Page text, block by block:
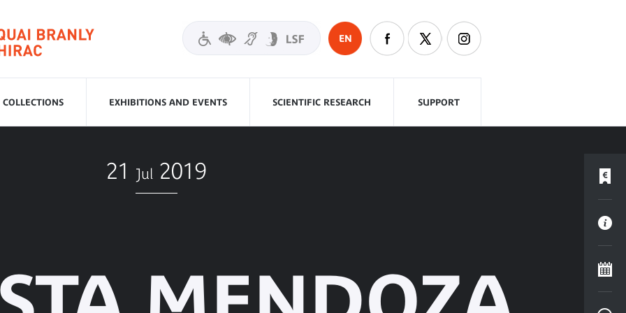
EN
COLLECTIONS EXHIBITIONS AND EVENTS SCIENTIFIC RESEARCH SUPPORT
21 Jul 2019